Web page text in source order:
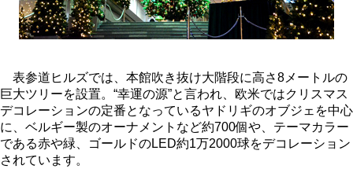
表参道ヒルズでは、本館吹き抜け大階段に高さ8メートルの
巨大ツリーを設置。“幸運の源”と言われ、欧米ではクリスマス
デコレーションの定番となっているヤドリギのオブジェを中心
に、ベルギー製のオーナメントなど約700個や、テーマカラー
である赤や緑、ゴールドのLED約1万2000球をデコレーション
されています。